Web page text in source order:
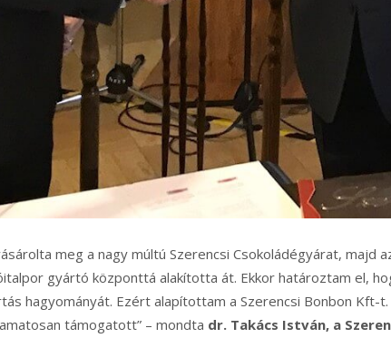
meg a nagy múltú Szerencsi Csokoládégyárat, majd
gyártó központtá alakította át. Ekkor határoztam el,
hagyományát. Ezért alapítottam a Szerencsi Bonbon Kft-
támogatott” – mondta dr. Takács István, a